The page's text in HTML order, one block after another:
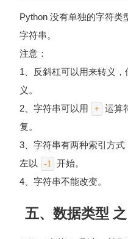
Python 没有单独的字符类
字符串。
注意：
1、反斜杠可以用来转义，
义。
2、字符串可以用
+ 运算
复。
3、字符串有两种索引方式
左以
-1
开始。
4、字符串不能改变。
五、数据类型